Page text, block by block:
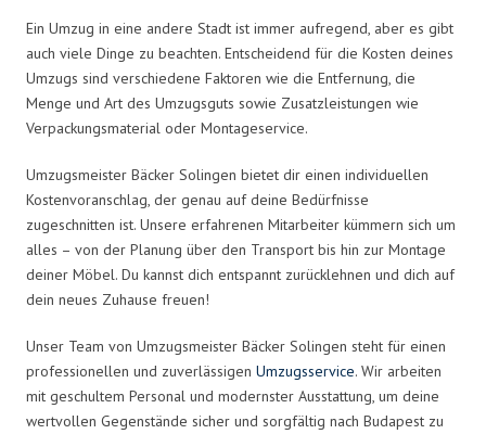
Ein Umzug in eine andere Stadt ist immer aufregend, aber es gibt
auch viele Dinge zu beachten. Entscheidend für die Kosten deines
Umzugs sind verschiedene Faktoren wie die Entfernung, die
Menge und Art des Umzugsguts sowie Zusatzleistungen wie
Verpackungsmaterial oder Montageservice.
Umzugsmeister Bäcker Solingen bietet dir einen individuellen
Kostenvoranschlag, der genau auf deine Bedürfnisse
zugeschnitten ist. Unsere erfahrenen Mitarbeiter kümmern sich um
alles – von der Planung über den Transport bis hin zur Montage
deiner Möbel. Du kannst dich entspannt zurücklehnen und dich auf
dein neues Zuhause freuen!
Unser Team von Umzugsmeister Bäcker Solingen steht für einen
professionellen und zuverlässigen Umzugsservice. Wir arbeiten
mit geschultem Personal und modernster Ausstattung, um deine
wertvollen Gegenstände sicher und sorgfältig nach Budapest zu